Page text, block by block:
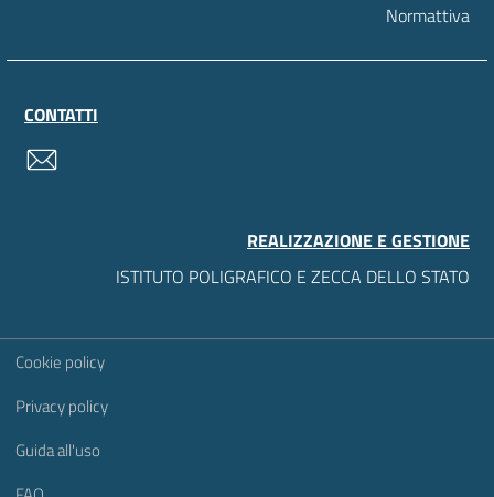
Normattiva
CONTATTI
REALIZZAZIONE E GESTIONE
ISTITUTO POLIGRAFICO E ZECCA DELLO STATO
Sezione Link Utili
Cookie policy
Privacy policy
Guida all'uso